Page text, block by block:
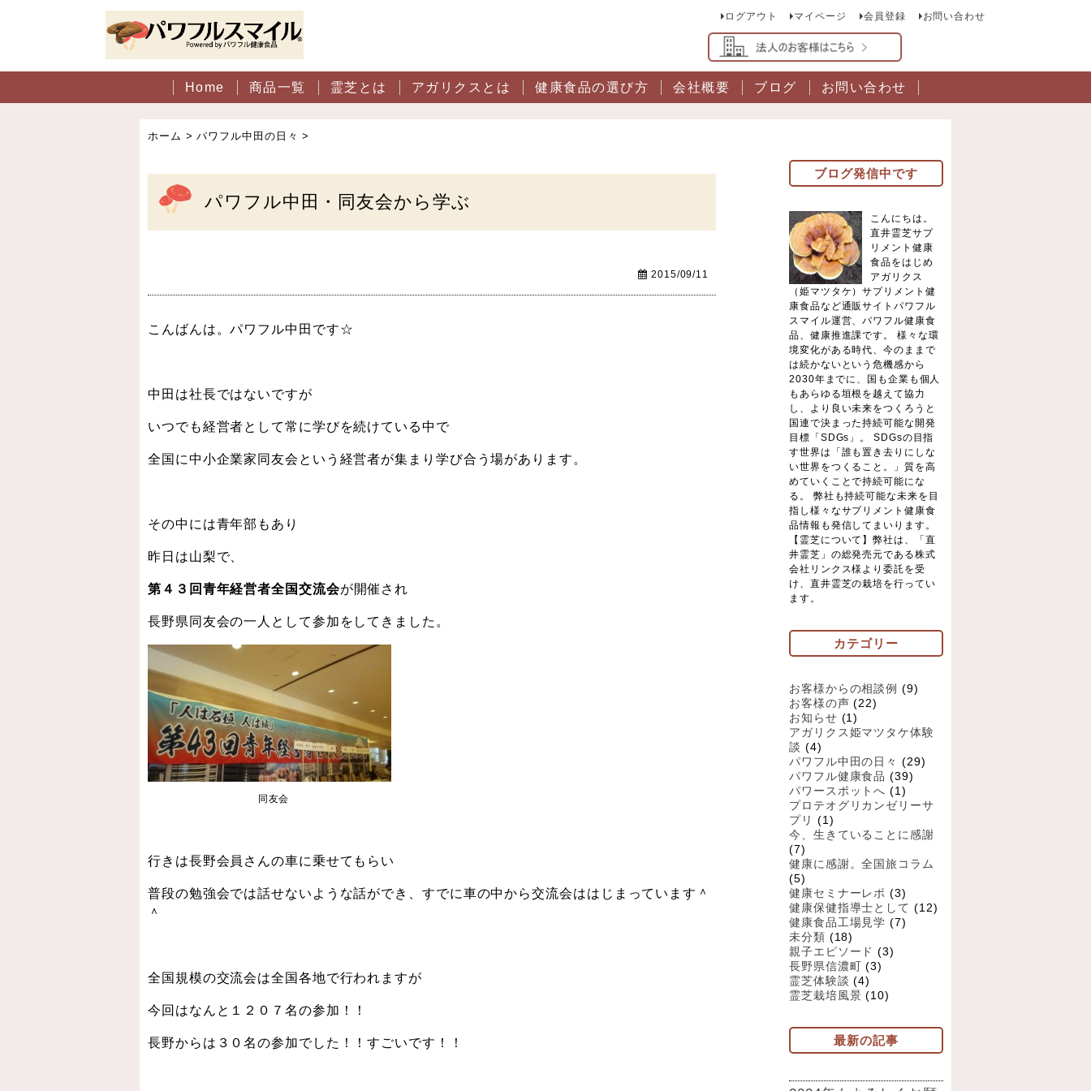
ログアウト マイページ 会員登録 お問い合わせ
Home 商品一覧 霊芝とは アガリクスとは 健康食品の選び方 会社概要 ブログ お問い合わせ
ホーム >パワフル中田の日々 >
パワフル中田・同友会から学ぶ
2015/09/11
こんばんは。パワフル中田です☆
中田は社長ではないですが
いつでも経営者として常に学びを続けている中で
全国に中小企業家同友会という経営者が集まり学び合う場があります。
その中には青年部もあり
昨日は山梨で、
第４３回青年経営者全国交流会が開催され
長野県同友会の一人として参加をしてきました。
同友会
行きは長野会員さんの車に乗せてもらい
普段の勉強会では話せないような話ができ、すでに車の中から交流会ははじまっています＾
＾
全国規模の交流会は全国各地で行われますが
今回はなんと１２０７名の参加！！
長野からは３０名の参加でした！！すごいです！！
ブログ発信中です
こんにちは。
直井霊芝サプ
リメント健康
食品をはじめ
アガリクス
（姫マツタケ）サプリメント健
康食品など通販サイトパワフル
スマイル運営、パワフル健康食
品、健康推進課です。 様々な環
境変化がある時代、今のままで
は続かないという危機感から
2030年までに、国も企業も個人
もあらゆる垣根を越えて協力
し、より良い未来をつくろうと
国連で決まった持続可能な開発
目標「SDGs」。 SDGsの目指
す世界は「誰も置き去りにしな
い世界をつくること。」質を高
めていくことで持続可能にな
る。 弊社も持続可能な未来を目
指し様々なサプリメント健康食
品情報も発信してまいります。
【霊芝について】弊社は、「直
井霊芝」の総発売元である株式
会社リンクス様より委託を受
け、直井霊芝の栽培を行ってい
ます。
カテゴリー
お客様からの相談例 (9)
お客様の声 (22)
お知らせ (1)
アガリクス姫マツタケ体験
談 (4)
パワフル中田の日々 (29)
パワフル健康食品 (39)
パワースポットへ (1)
プロテオグリカンゼリーサ
プリ (1)
今、生きていることに感謝
(7)
健康に感謝。全国旅コラム
(5)
健康セミナーレポ (3)
健康保健指導士として (12)
健康食品工場見学 (7)
未分類 (18)
親子エピソード (3)
長野県信濃町 (3)
霊芝体験談 (4)
霊芝栽培風景 (10)
最新の記事